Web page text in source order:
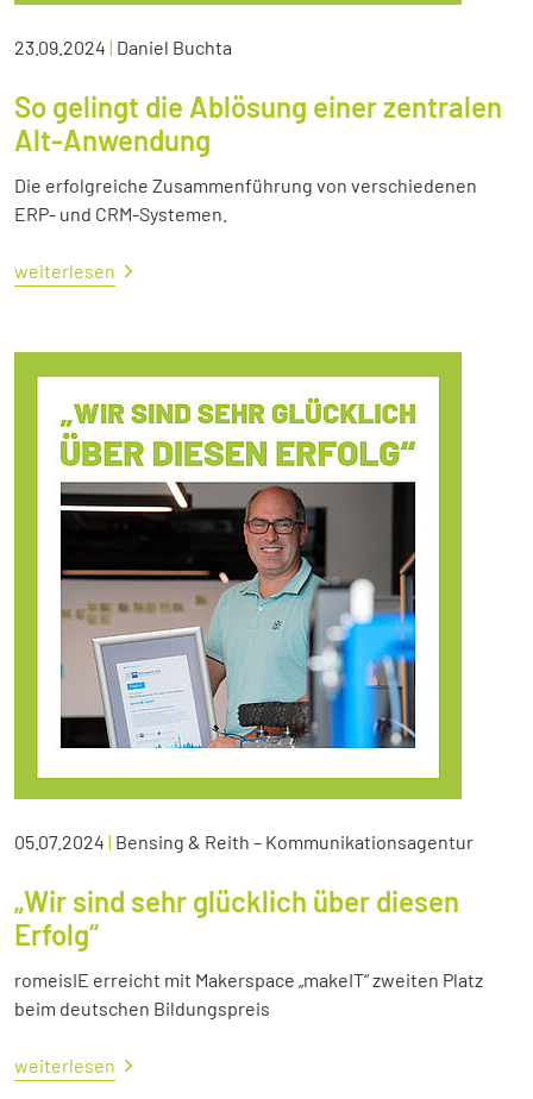
23.09.2024 | Daniel Buchta
So gelingt die Ablösung einer zentralen
Alt-Anwendung
Die erfolgreiche Zusammenführung von verschiedenen
ERP- und CRM-Systemen.
weiterlesen
05.07.2024 | Bensing & Reith – Kommunikationsagentur
„Wir sind sehr glücklich über diesen
Erfolg“
romeisIE erreicht mit Makerspace „makeIT“ zweiten Platz
beim deutschen Bildungspreis
weiterlesen